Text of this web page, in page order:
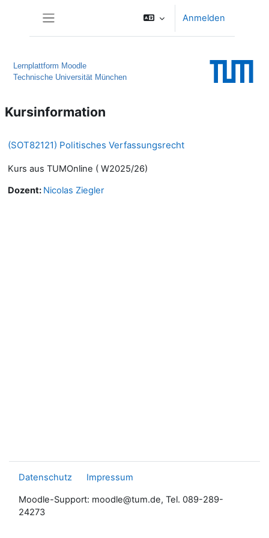
Anmelden
Lernplattform Moodle
Technische Universität München
Kursinformation
(SOT82121) Politisches Verfassungsrecht
Kurs aus TUMOnline ( W2025/26)
Dozent: Nicolas Ziegler
Datenschutz Impressum
Moodle-Support: moodle@tum.de, Tel. 089-289-
24273